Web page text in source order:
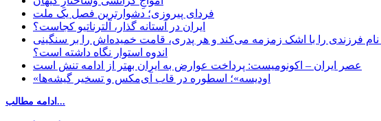
فردای پیروزی؛ دشوارترین فصل یک ملت
ایران در آستانه گذار، آلترناتیو کجاست؟
فرزندی را با اشک زمزمه می‌کند و هر پدری، قامت خمیده‌اش را بر سنگینی
اندوه استوار نگاه داشته است؟
عصر ایران – اکونومیست: پرداخت عوارض به ایران بهتر از ادامه تنش است
«اودیسه»؛ اسطوره در قاب آی‌مکس و تسخیر گیشه‌ها
ادامه مطالب...